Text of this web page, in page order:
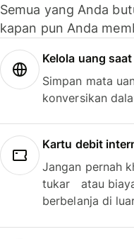
Semua yang Anda
kapan pun Anda
Kelola uang
Simpan mata
konversikan
Kartu debit
Jangan pernah
tukar atau
berbelanja di